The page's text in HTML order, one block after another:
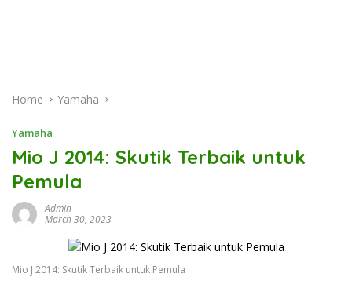
Home Yamaha
Yamaha
Mio J 2014: Skutik Terbaik untuk
Pemula
Admin
March 30, 2023
Mio J 2014: Skutik Terbaik untuk Pemula